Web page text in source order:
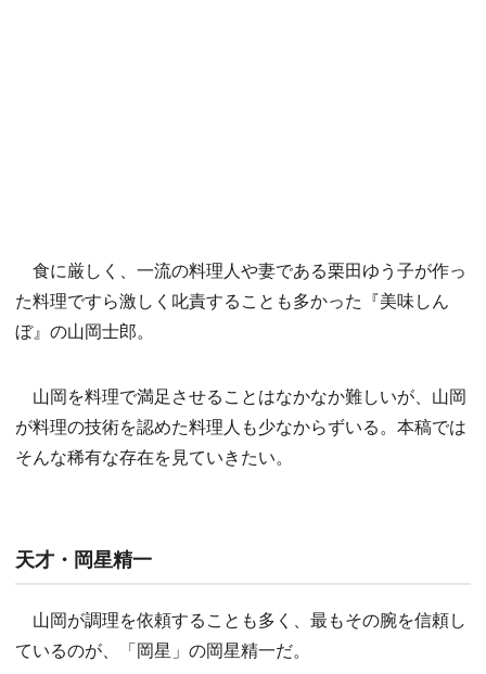
食に厳しく、一流の料理人や妻である栗田ゆう子が作っ
た料理ですら激しく叱責することも多かった『美味しん
ぼ』の山岡士郎。
山岡を料理で満足させることはなかなか難しいが、山岡
が料理の技術を認めた料理人も少なからずいる。本稿では
そんな稀有な存在を見ていきたい。
天才・岡星精一
山岡が調理を依頼することも多く、最もその腕を信頼し
ているのが、「岡星」の岡星精一だ。